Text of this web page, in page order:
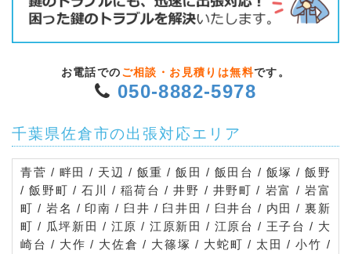
お電話での ご相談・お見積りは無料です。
050-8882-5978
千葉県佐倉市の出張対応エリア
青菅 / 畔田 / 天辺 / 飯重 / 飯田 / 飯田台 / 飯塚 / 飯野
/ 飯野町 / 石川 / 稲荷台 / 井野 / 井野町 / 岩富 / 岩富
町 / 岩名 / 印南 / 臼井 / 臼井田 / 臼井台 / 内田 / 裏新
町 / 瓜坪新田 / 江原 / 江原新田 / 江原台 / 王子台 / 大
崎台 / 大作 / 大佐倉 / 大篠塚 / 大蛇町 / 太田 / 小竹 /